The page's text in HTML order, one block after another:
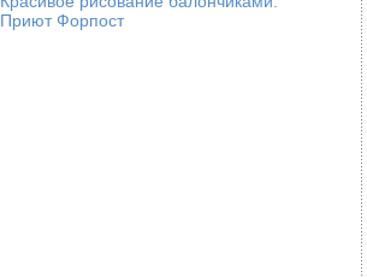
Приют Форпост